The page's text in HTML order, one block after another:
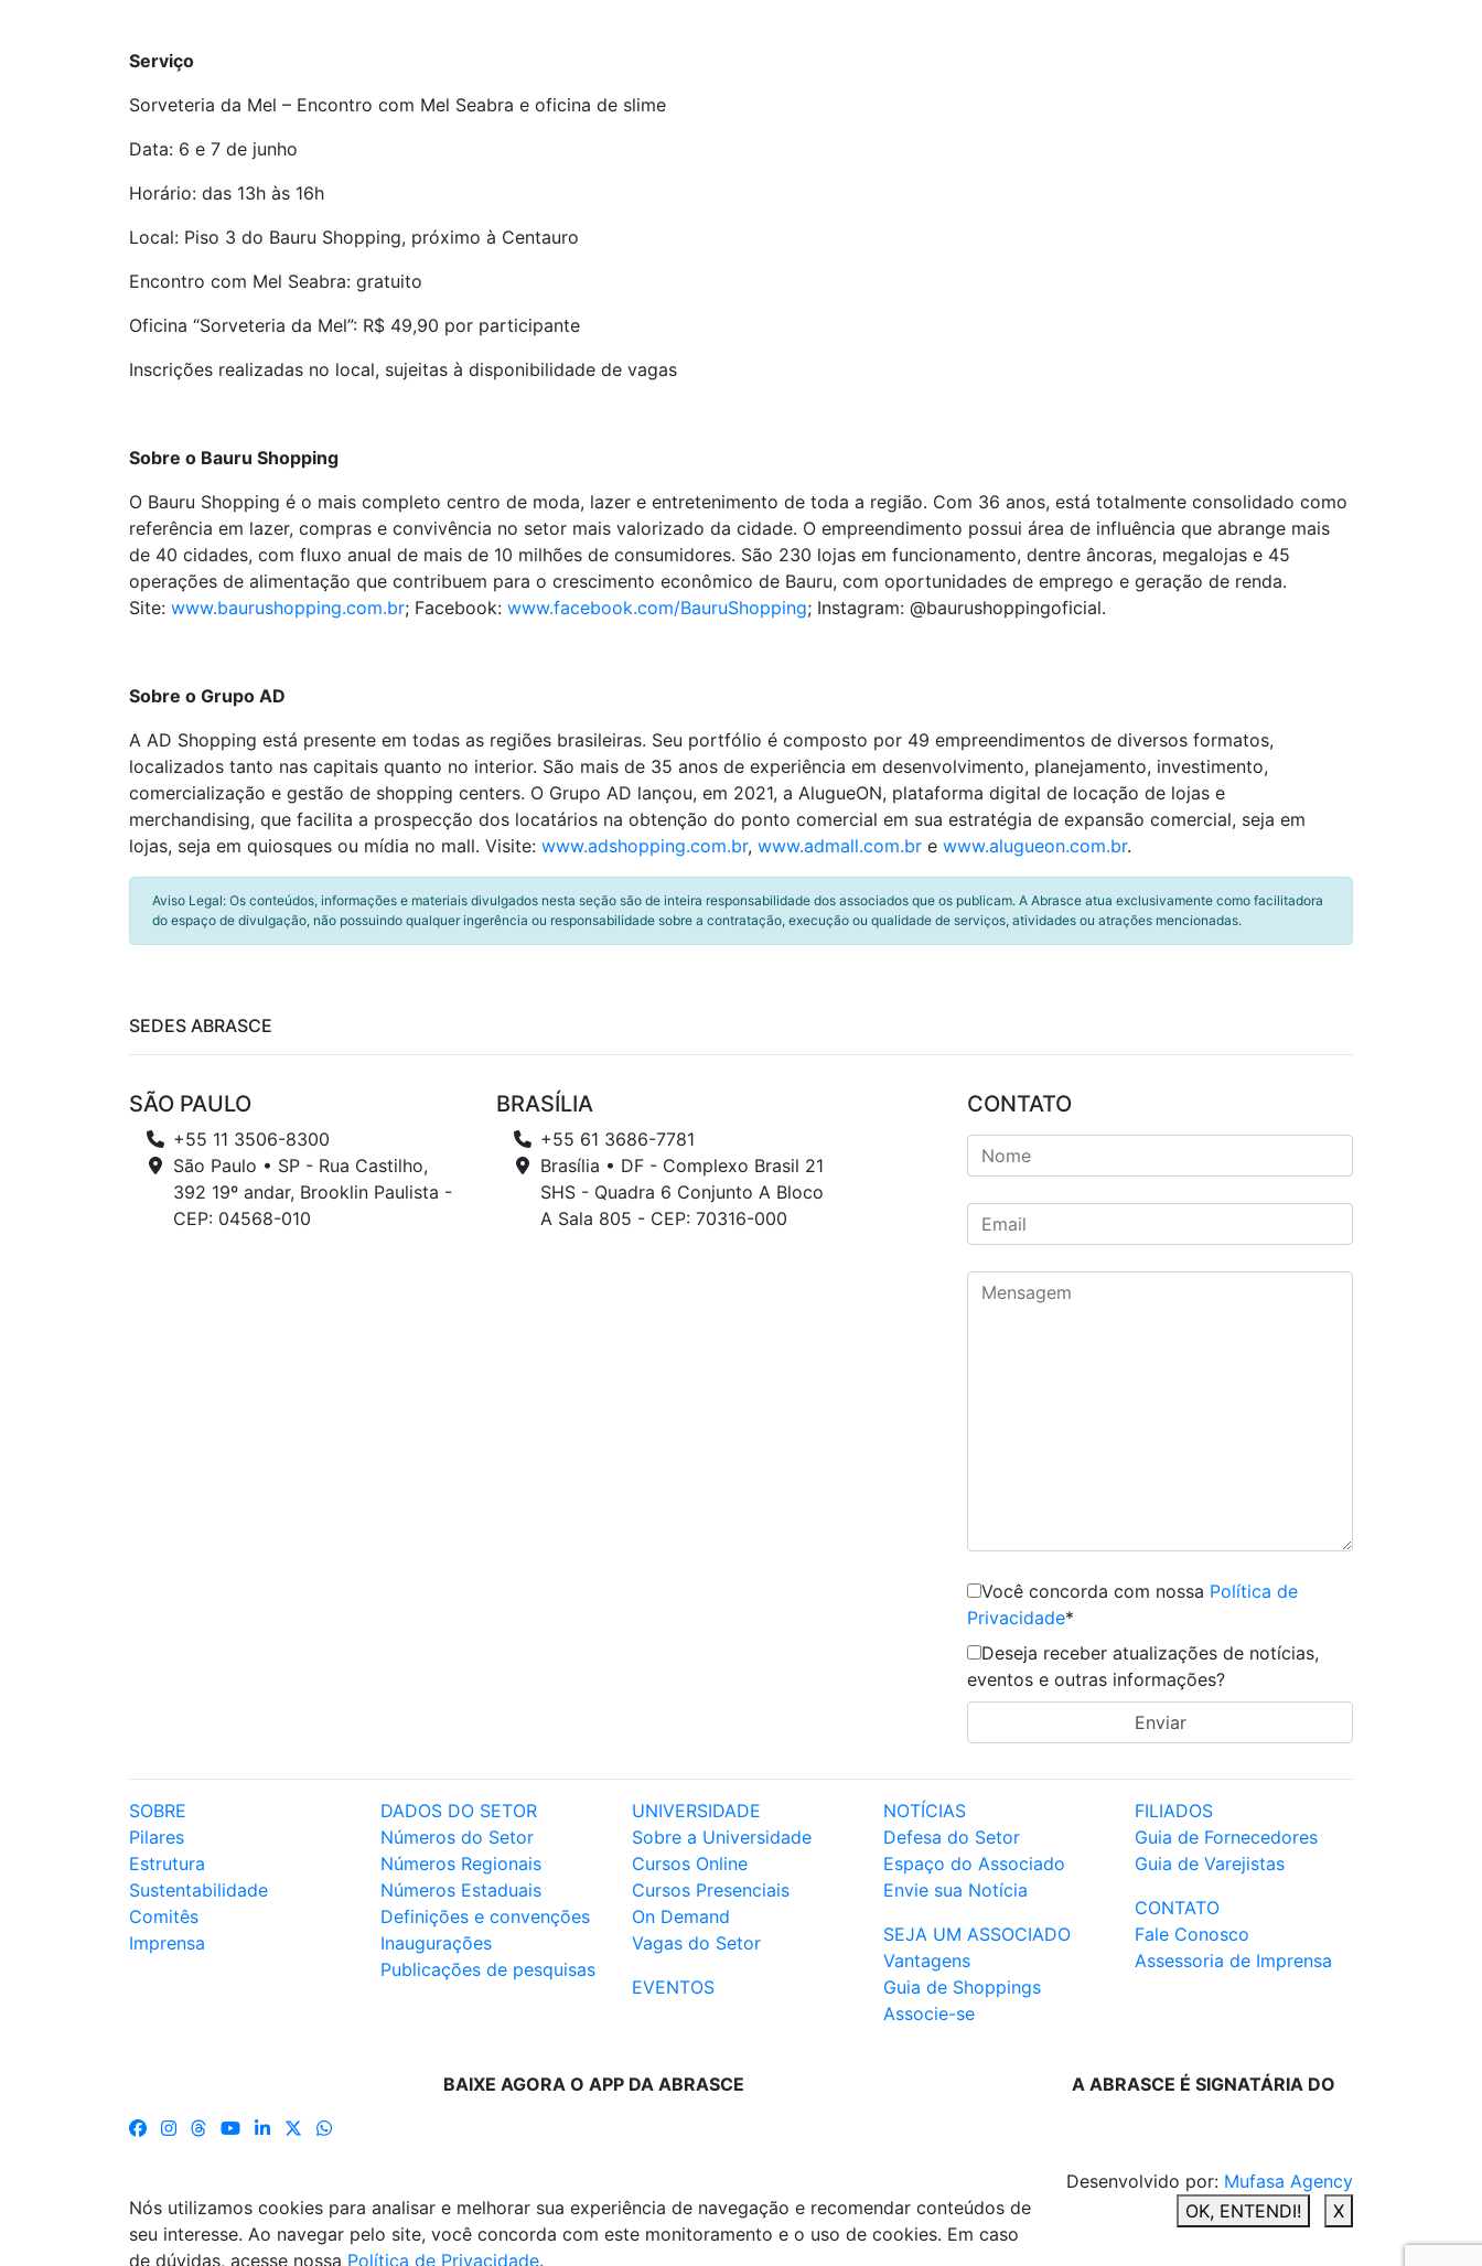
Serviço
Sorveteria da Mel – Encontro com Mel Seabra e oficina de slime
Data: 6 e 7 de junho
Horário: das 13h às 16h
Local: Piso 3 do Bauru Shopping, próximo à Centauro
Encontro com Mel Seabra: gratuito
Oficina “Sorveteria da Mel”: R$ 49,90 por participante
Inscrições realizadas no local, sujeitas à disponibilidade de vagas
Sobre o Bauru Shopping
O Bauru Shopping é o mais completo centro de moda, lazer e entretenimento de toda a região. Com 36 anos, está totalmente consolidado como
referência em lazer, compras e convivência no setor mais valorizado da cidade. O empreendimento possui área de influência que abrange mais
de 40 cidades, com fluxo anual de mais de 10 milhões de consumidores. São 230 lojas em funcionamento, dentre âncoras, megalojas e 45
operações de alimentação que contribuem para o crescimento econômico de Bauru, com oportunidades de emprego e geração de renda.
Site: www.baurushopping.com.br; Facebook: www.facebook.com/BauruShopping; Instagram: @baurushoppingoficial.
Sobre o Grupo AD
A AD Shopping está presente em todas as regiões brasileiras. Seu portfólio é composto por 49 empreendimentos de diversos formatos,
localizados tanto nas capitais quanto no interior. São mais de 35 anos de experiência em desenvolvimento, planejamento, investimento,
comercialização e gestão de shopping centers. O Grupo AD lançou, em 2021, a AlugueON, plataforma digital de locação de lojas e
merchandising, que facilita a prospecção dos locatários na obtenção do ponto comercial em sua estratégia de expansão comercial, seja em
lojas, seja em quiosques ou mídia no mall. Visite: www.adshopping.com.br, www.admall.com.br e www.alugueon.com.br.
Aviso Legal: Os conteúdos, informações e materiais divulgados nesta seção são de inteira responsabilidade dos associados que os publicam. A Abrasce atua exclusivamente como facilitadora
do espaço de divulgação, não possuindo qualquer ingerência ou responsabilidade sobre a contratação, execução ou qualidade de serviços, atividades ou atrações mencionadas.
SEDES ABRASCE
SÃO PAULO
+55 11 3506-8300
São Paulo • SP - Rua Castilho,
392 19º andar, Brooklin Paulista -
CEP: 04568-010
BRASÍLIA
+55 61 3686-7781
Brasília • DF - Complexo Brasil 21
SHS - Quadra 6 Conjunto A Bloco
A Sala 805 - CEP: 70316-000
CONTATO
Você concorda com nossa Política de
Privacidade*
Deseja receber atualizações de notícias,
eventos e outras informações?
SOBRE
Pilares
Estrutura
Sustentabilidade
Comitês
Imprensa
DADOS DO SETOR
Números do Setor
Números Regionais
Números Estaduais
Definições e convenções
Inaugurações
Publicações de pesquisas
UNIVERSIDADE
Sobre a Universidade
Cursos Online
Cursos Presenciais
On Demand
Vagas do Setor
EVENTOS
NOTÍCIAS
Defesa do Setor
Espaço do Associado
Envie sua Notícia
SEJA UM ASSOCIADO
Vantagens
Guia de Shoppings
Associe-se
FILIADOS
Guia de Fornecedores
Guia de Varejistas
CONTATO
Fale Conosco
Assessoria de Imprensa
BAIXE AGORA O APP DA ABRASCE A ABRASCE É SIGNATÁRIA DO
Desenvolvido por: Mufasa Agency
Nós utilizamos cookies para analisar e melhorar sua experiência de navegação e recomendar conteúdos de
seu interesse. Ao navegar pelo site, você concorda com este monitoramento e o uso de cookies. Em caso
de dúvidas, acesse nossa Política de Privacidade.
OK, ENTENDI! X